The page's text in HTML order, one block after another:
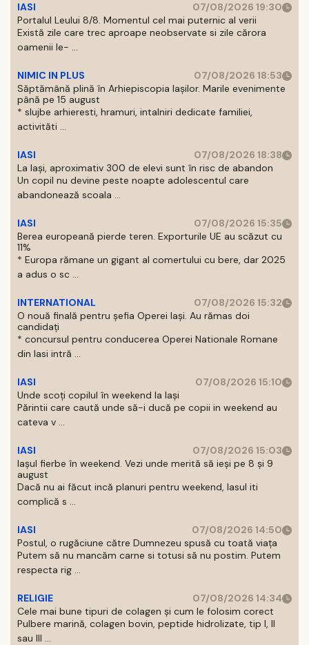
IASI
07/08/2026 19:30
Portalul Leului 8/8. Momentul cel mai puternic al verii
Există zile care trec aproape neobservate si zile cărora
oamenii le- ...
NIMIC IN PLUS
07/08/2026 18:53
Săptămână plină în Arhiepiscopia Iașilor. Marile evenimente
până pe 15 august
* slujbe arhieresti, hramuri, intalniri dedicate familiei,
activităti ...
IASI
07/08/2026 18:38
La Iași, aproximativ 300 de elevi sunt în risc de abandon
Un copil nu devine peste noapte adolescentul care
abandonează scoala ...
IASI
07/08/2026 15:35
Berea europeană pierde teren. Exporturile UE au scăzut cu
11%
* Europa rămane un gigant al comertului cu bere, dar 2025
a adus o sc ...
INTERNATIONAL
07/08/2026 15:32
O nouă finală pentru șefia Operei Iași. Au rămas doi
candidați
* concursul pentru conducerea Operei Nationale Romane
din Iasi intră ...
IASI
07/08/2026 15:10
Unde scoți copilul în weekend la Iași
Părintii care caută unde să-i ducă pe copii in weekend au
cateva v ...
IASI
07/08/2026 15:03
Iașul fierbe în weekend. Vezi unde merită să ieși pe 8 și 9
august
Dacă nu ai făcut incă planuri pentru weekend, Iasul iti
complică s ...
IASI
07/08/2026 14:50
Postul, o rugăciune către Dumnezeu spusă cu toată viața
Putem să nu mancăm carne si totusi să nu postim. Putem
respecta rig ...
RELIGIE
07/08/2026 14:34
Cele mai bune tipuri de colagen și cum le folosim corect
Pulbere marină, colagen bovin, peptide hidrolizate, tip I, II
sau III ...